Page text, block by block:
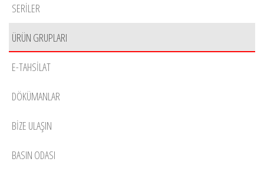
SERİLER
ÜRÜN GRUPLARI
E-TAHSILAT
DÖKÜMANLAR
BIZE ULAŞIN
BASIN ODASI